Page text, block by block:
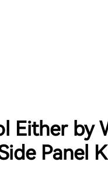
Either by
Panel